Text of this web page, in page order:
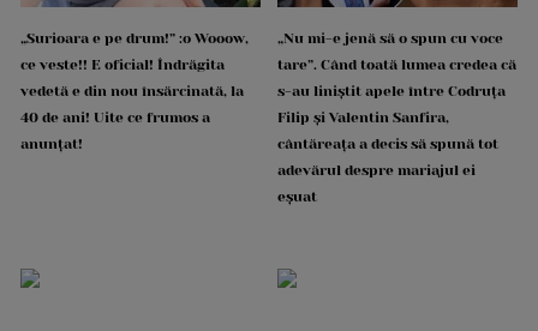
„Surioara e pe drum!” :o Wooow,
ce veste!! E oficial! Îndrăgita
vedetă e din nou însărcinată, la
40 de ani! Uite ce frumos a
anunțat!
„Nu mi-e jenă să o spun cu voce
tare”. Când toată lumea credea că
s-au liniștit apele între Codruța
Filip și Valentin Sanfira,
cântăreața a decis să spună tot
adevărul despre mariajul ei
eșuat